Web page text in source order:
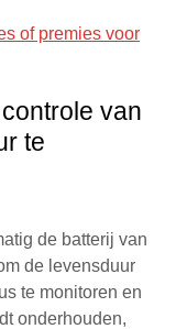
of premies voor
van
te
de batterij van
de levensduur
te monitoren en
onderhouden,